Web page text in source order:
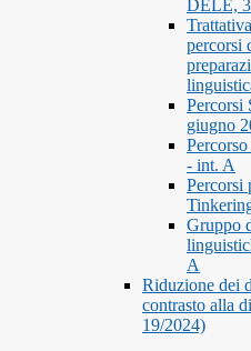
DELE,
percorsi
Percorsi
giugno
- int. A
Percorsi
Gruppo
A
Riduzione dei
contrasto alla
19/2024)